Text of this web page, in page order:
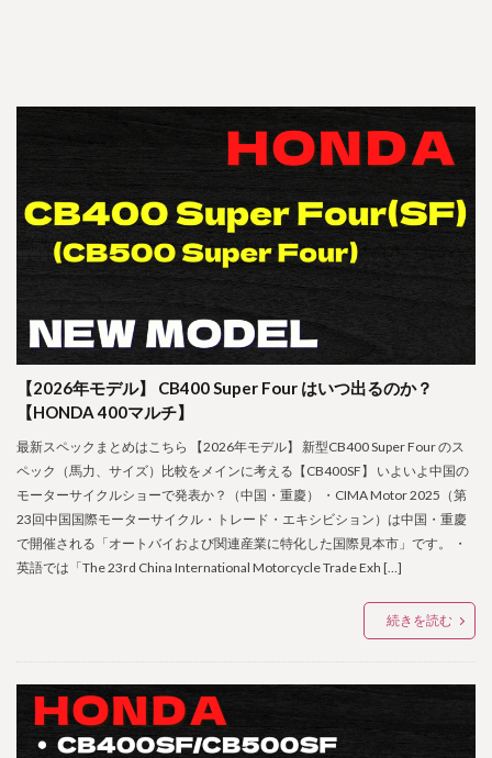
【2026年モデル】 CB400 Super Four はいつ出るのか？
【HONDA 400マルチ】
最新スペックまとめはこちら 【2026年モデル】 新型CB400 Super Four のス
ペック（馬力、サイズ）比較をメインに考える【CB400SF】 いよいよ中国の
モーターサイクルショーで発表か？（中国・重慶） ・CIMA Motor 2025（第
23回中国国際モーターサイクル・トレード・エキシビション）は中国・重慶
で開催される「オートバイおよび関連産業に特化した国際見本市」です。 ・
英語では「The 23rd China International Motorcycle Trade Exh […]
続きを読む